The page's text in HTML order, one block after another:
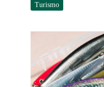
Turismo